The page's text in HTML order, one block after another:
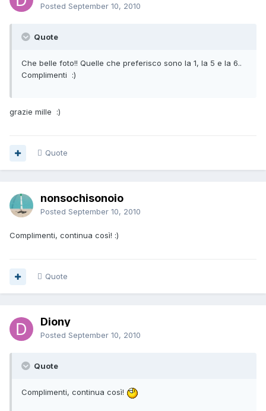
Posted September 10, 2010
Quote
Che belle foto!! Quelle che preferisco sono la 1, la 5 e la 6..
Complimenti :)
grazie mille :)
Quote
nonsochisonoio
Posted September 10, 2010
Complimenti, continua così! :)
Quote
Diony
Posted September 10, 2010
Quote
Complimenti, continua così!